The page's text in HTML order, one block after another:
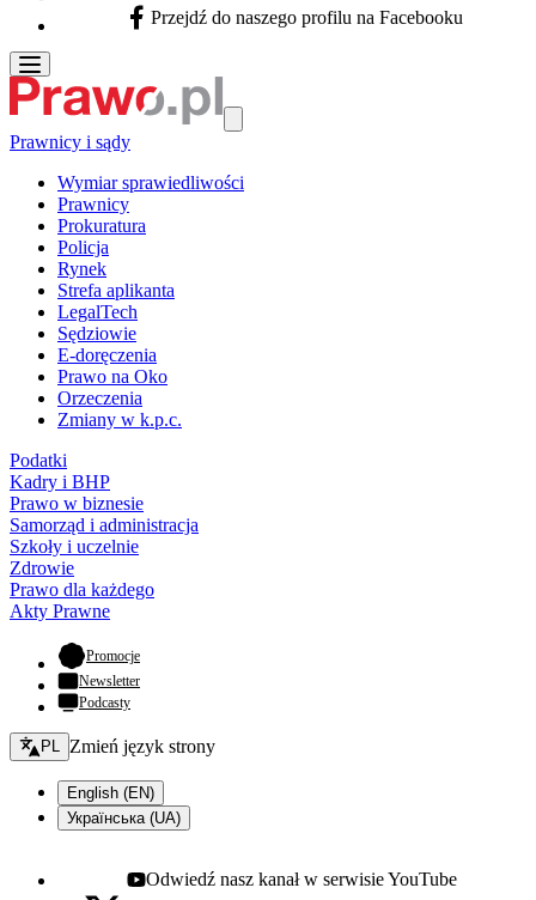
Facebook - otwiera się w nowej karcie
Przejdź do naszego profilu na Facebooku
Prawnicy i sądy
Wymiar sprawiedliwości
Prawnicy
Prokuratura
Policja
Rynek
Strefa aplikanta
LegalTech
Sędziowie
E-doręczenia
Prawo na Oko
Orzeczenia
Zmiany w k.p.c.
Podatki
Kadry i BHP
Prawo w biznesie
Samorząd i administracja
Szkoły i uczelnie
Zdrowie
Prawo dla każdego
Akty Prawne
Promocje- otwiera się w nowej karcie
Newsletter
Podcasty
Zmień język - bieżący:
PL Zmień język strony
English (EN)
Українська (UA)
Youtube - otwiera się w nowej karcie
Odwiedź nasz kanał w serwisie YouTube